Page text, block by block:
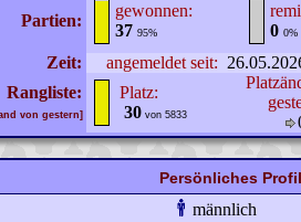
Partien:
gewonnen:
37 95%
0 0%
Zeit: angemeldet seit:
Rangliste:
von gestern]
Platz:
30 von 5833
Persönliches
männlich